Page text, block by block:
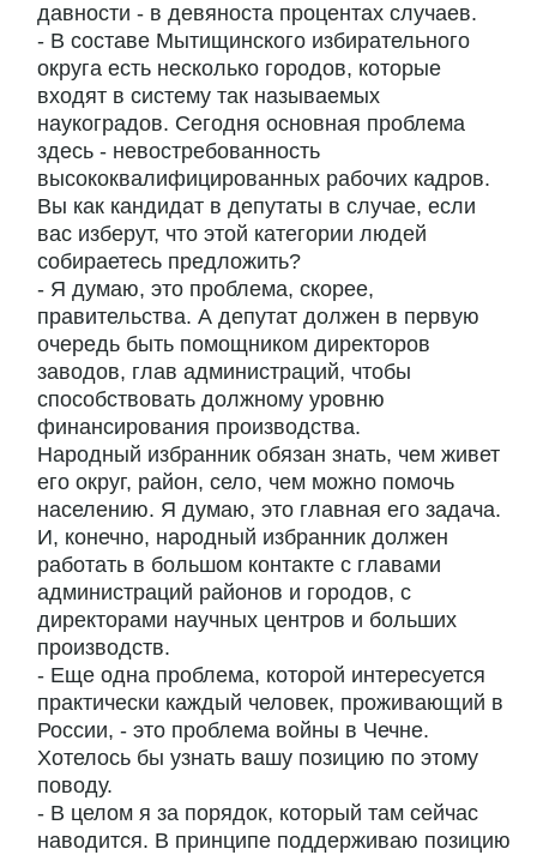
давности - в девяноста процентах случаев.
- В составе Мытищинского избирательного
округа есть несколько городов, которые
входят в систему так называемых
наукоградов. Сегодня основная проблема
здесь - невостребованность
высококвалифицированных рабочих кадров.
Вы как кандидат в депутаты в случае, если
вас изберут, что этой категории людей
собираетесь предложить?
- Я думаю, это проблема, скорее,
правительства. А депутат должен в первую
очередь быть помощником директоров
заводов, глав администраций, чтобы
способствовать должному уровню
финансирования производства.
Народный избранник обязан знать, чем живет
его округ, район, село, чем можно помочь
населению. Я думаю, это главная его задача.
И, конечно, народный избранник должен
работать в большом контакте с главами
администраций районов и городов, с
директорами научных центров и больших
производств.
- Еще одна проблема, которой интересуется
практически каждый человек, проживающий в
России, - это проблема войны в Чечне.
Хотелось бы узнать вашу позицию по этому
поводу.
- В целом я за порядок, который там сейчас
наводится. В принципе поддерживаю позицию